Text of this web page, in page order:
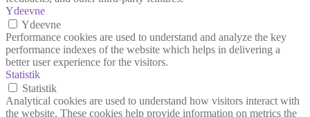
Ydeevne
Ydeevne
Performance cookies are used to understand and analyze the key
performance indexes of the website which helps in delivering a
better user experience for the visitors.
Statistik
Statistik
Analytical cookies are used to understand how visitors interact with
the website. These cookies help provide information on metrics the